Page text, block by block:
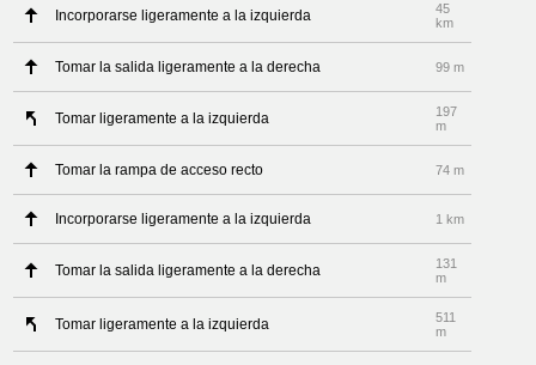
Incorporarse ligeramente a la izquierda
45
km
Tomar la salida ligeramente a la derecha 99 m
Tomar ligeramente a la izquierda
197
m
Tomar la rampa de acceso recto 74 m
Incorporarse ligeramente a la izquierda 1 km
Tomar la salida ligeramente a la derecha
131
m
Tomar ligeramente a la izquierda
511
m